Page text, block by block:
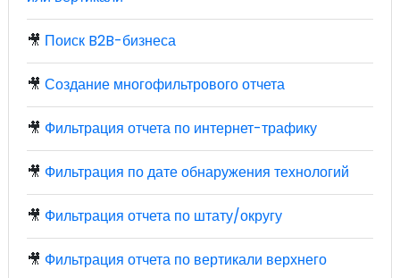
🎥 Поиск B2B-бизнеса
🎥 Создание многофильтрового отчета
🎥 Фильтрация отчета по интернет-трафику
🎥 Фильтрация по дате обнаружения технологий
🎥 Фильтрация отчета по штату/округу
🎥 Фильтрация отчета по вертикали верхнего